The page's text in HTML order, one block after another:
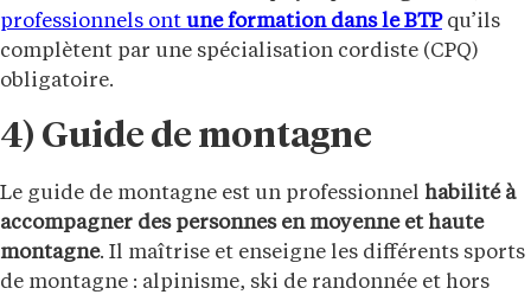
professionnels ont une formation dans le BTPqu’ils
complètent par une spécialisation cordiste (CPQ)
obligatoire.
4) Guide de montagne
Le guide de montagne est un professionnel habilité à
accompagner des personnes en moyenne et haute
montagne. Il maîtrise et enseigne les différents sports
de montagne : alpinisme, ski de randonnée et hors